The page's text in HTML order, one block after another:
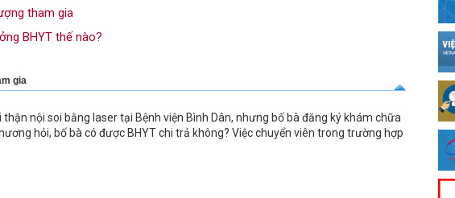
tham gia
BHYT thế nào?
gia
nội soi bằng laser tại Bệnh viện Bình Dân, nhưng bố bà đăng ký khám chữa
hỏi, bố bà có được BHYT chi trả không? Việc chuyển viên trong trường hợp